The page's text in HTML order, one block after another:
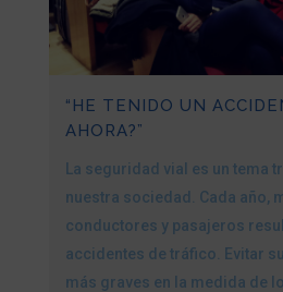
“HE TENIDO UN
AHORA?”
La seguridad vial es un tema
nuestra sociedad. Cada año,
conductores y pasajeros
accidentes de tráfico. Evitar
más graves en la medida de